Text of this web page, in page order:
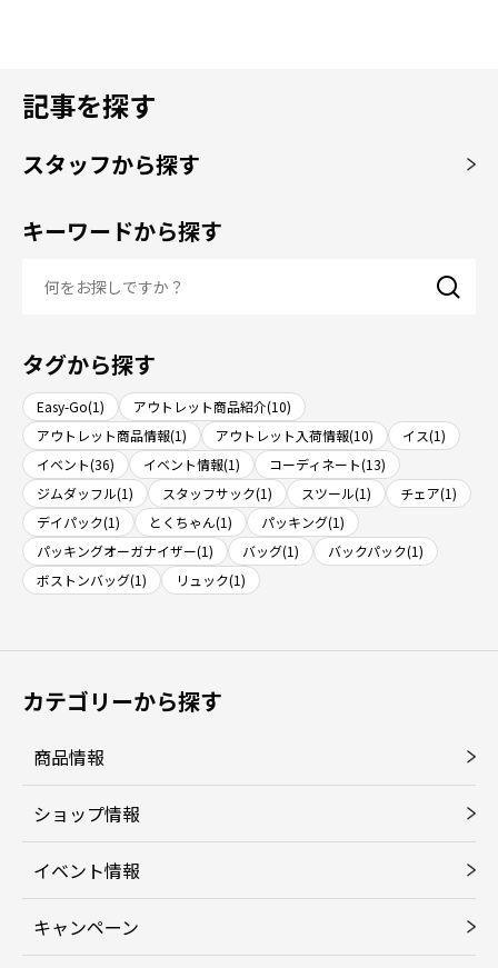
記事を探す
スタッフから探す
キーワードから探す
タグから探す
Easy-Go(1)
アウトレット商品紹介(10)
アウトレット商品情報(1)
アウトレット入荷情報(10)
イス(1)
イベント(36)
イベント情報(1)
コーディネート(13)
ジムダッフル(1)
スタッフサック(1) スツール(1)
チェア(1)
デイパック(1)
とくちゃん(1)
パッキング(1)
パッキングオーガナイザー(1)
バッグ(1)
バックパック(1)
ボストンバッグ(1)
リュック(1)
カテゴリーから探す
商品情報
ショップ情報
イベント情報
キャンペーン